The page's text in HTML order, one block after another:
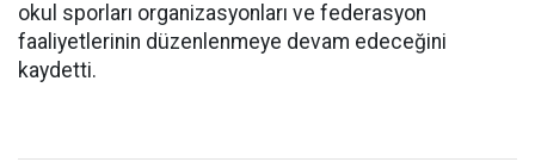
okul sporları organizasyonları ve federasyon
faaliyetlerinin düzenlenmeye devam edeceğini
kaydetti.